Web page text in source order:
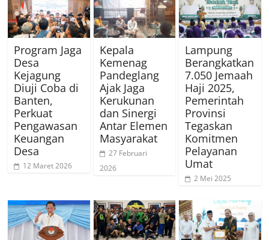
Program Jaga
Desa
Kejagung
Diuji Coba di
Banten,
Perkuat
Pengawasan
Keuangan
Desa
12 Maret 2026
Kepala
Kemenag
Pandeglang
Ajak Jaga
Kerukunan
dan Sinergi
Antar Elemen
Masyarakat
27 Februari
2026
Lampung
Berangkatkan
7.050 Jemaah
Haji 2025,
Pemerintah
Provinsi
Tegaskan
Komitmen
Pelayanan
Umat
2 Mei 2025